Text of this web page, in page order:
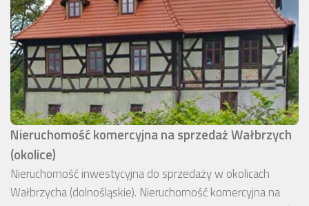
Nieruchomość komercyjna na sprzedaż Wałbrzych
(okolice)
Nieruchomość inwestycyjna do sprzedaży w okolicach
Wałbrzycha (dolnośląskie). Nieruchomość komercyjna na